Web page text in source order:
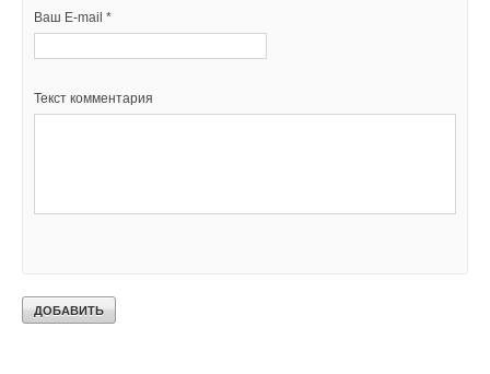
Ваш E-mail *
Текст комментария